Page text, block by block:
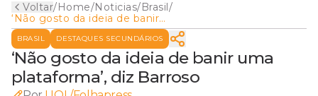
Voltar/Home/Noticias/Brasil/
‘Não gosto da ideia de banir
uma plataforma’, diz Barroso
BRASIL DESTAQUES SECUNDÁRIOS
‘Não gosto da ideia de banir uma
plataforma’, diz Barroso